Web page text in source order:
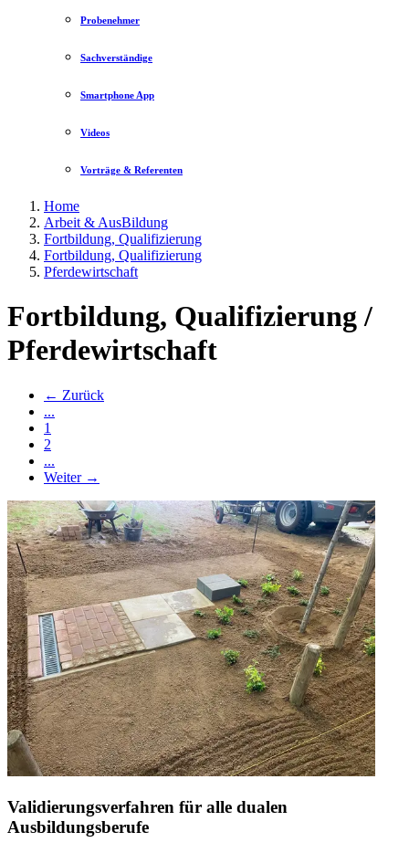
Probenehmer
Sachverständige
Smartphone App
Videos
Vorträge & Referenten
Home
Arbeit & AusBildung
Fortbildung, Qualifizierung
Fortbildung, Qualifizierung
Pferdewirtschaft
Fortbildung, Qualifizierung /
Pferdewirtschaft
← Zurück
...
1
2
...
Weiter →
Validierungsverfahren für alle dualen
Ausbildungsberufe